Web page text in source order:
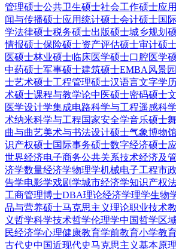
管理硕士公共卫生硕士社会工作硕士应
闻与传播硕士应用统计硕士会计硕士国
学法律硕士税务硕士出版硕士城乡规划
情报硕士保险硕士资产评估硕士审计硕
医硕士林业硕士临床医学硕士口腔医学
中药硕士军事硕士建筑硕士EMBA 风景
士艺术硕士工程管理硕士汉语言文字学
术硕士课程与教学论中医硕士密码硕士
医学设计学集成电路科学与工程遥感科
术纳米科学与工程国家安全学音乐硕士
曲与曲艺美术与书法设计硕士气象博物
识产权硕士国际事务硕士数字经济硕士
世界经济电子商务公共关系技术经济及
济学数量经济学物理学机械电子工程市
告学电影学戏剧学城市经济学知识产权
工商管理博士DBA理论经济学理学生物
品与营养硕士马克思主义理论职业技术
义哲学科学技术哲学伦理学中国哲学区
民经济学心理健康教育学前教育小学教
古代史中国近现代史马克思主义基本原理